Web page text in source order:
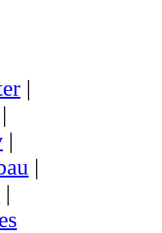
|
|
|
|
|